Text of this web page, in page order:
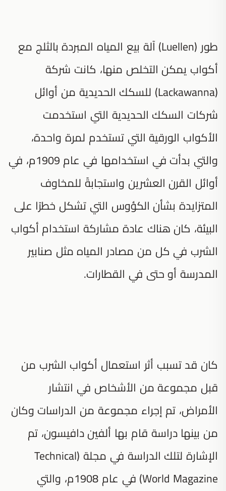
طور (Luellen) آلة بيع المياه المبردة بالثلج مع
أكواب يمكن التخلص منها، كانت شركة
(Lackawanna) للسكك الحديدية من أوائل
شركات السكك الحديدية التي استخدمت
الأكواب الورقية التي تستخدم لمرة واحدة،
والتي بدأت في استخدامها في عام 1909م، في
أوائل القرن العشرين واستجابةً للمخاوف
المتزايدة بشأن الكؤوس التي تشكل خطرًا على
البيئة، كان هناك عادة مشاركة استخدام أكواب
الشرب في كل من مصادر المياه مثل صنابير
المدرسة أو حتى في القطارات.
كان قد تسبب أثر استعمال أكواب الشرب من
قبل مجموعة من الأشخاص في انتشار
الأمراض، تم إجراء مجموعة من الدراسات وكان
من بينها دراسة قام بها ألفين دافيسون، تم
الإشارة لتلك الدراسة في مجلة (Technical
World Magazine) في عام 1908م، والتي